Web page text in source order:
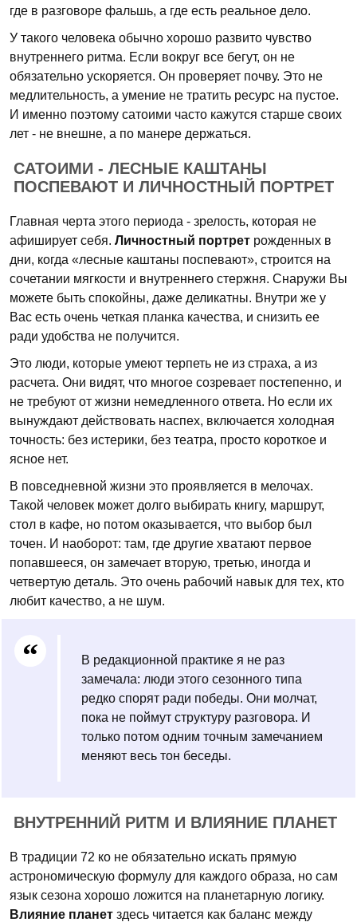
где в разговоре фальшь, а где есть реальное дело.
У такого человека обычно хорошо развито чувство
внутреннего ритма. Если вокруг все бегут, он не
обязательно ускоряется. Он проверяет почву. Это не
медлительность, а умение не тратить ресурс на пустое.
И именно поэтому сатоими часто кажутся старше своих
лет - не внешне, а по манере держаться.
САТОИМИ - ЛЕСНЫЕ КАШТАНЫ
ПОСПЕВАЮТ И ЛИЧНОСТНЫЙ ПОРТРЕТ
Главная черта этого периода - зрелость, которая не
афиширует себя. Личностный портрет рожденных в
дни, когда «лесные каштаны поспевают», строится на
сочетании мягкости и внутреннего стержня. Снаружи Вы
можете быть спокойны, даже деликатны. Внутри же у
Вас есть очень четкая планка качества, и снизить ее
ради удобства не получится.
Это люди, которые умеют терпеть не из страха, а из
расчета. Они видят, что многое созревает постепенно, и
не требуют от жизни немедленного ответа. Но если их
вынуждают действовать наспех, включается холодная
точность: без истерики, без театра, просто короткое и
ясное нет.
В повседневной жизни это проявляется в мелочах.
Такой человек может долго выбирать книгу, маршрут,
стол в кафе, но потом оказывается, что выбор был
точен. И наоборот: там, где другие хватают первое
попавшееся, он замечает вторую, третью, иногда и
четвертую деталь. Это очень рабочий навык для тех, кто
любит качество, а не шум.
В редакционной практике я не раз
замечала: люди этого сезонного типа
редко спорят ради победы. Они молчат,
пока не поймут структуру разговора. И
только потом одним точным замечанием
меняют весь тон беседы.
ВНУТРЕННИЙ РИТМ И ВЛИЯНИЕ ПЛАНЕТ
В традиции 72 ко не обязательно искать прямую
астрономическую формулу для каждого образа, но сам
язык сезона хорошо ложится на планетарную логику.
Влияние планет здесь читается как баланс между